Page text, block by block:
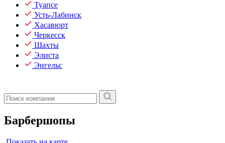
Туапсе
Усть-Лабинск
Хасавюрт
Черкесск
Шахты
Элиста
Энгельс
Барбершопы